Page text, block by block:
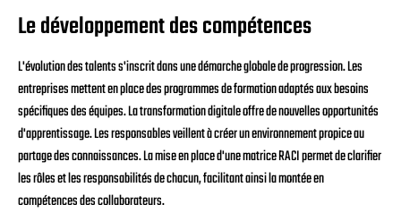
Le développement des compétences
L'évolution des talents s'inscrit dans une démarche globale de progression. Les
entreprises mettent en place des programmes de formation adaptés aux besoins
spécifiques des équipes. La transformation digitale offre de nouvelles opportunités
d'apprentissage. Les responsables veillent à créer un environnement propice au
partage des connaissances. La mise en place d'une matrice RACI permet de clarifier
les rôles et les responsabilités de chacun, facilitant ainsi la montée en
compétences des collaborateurs.